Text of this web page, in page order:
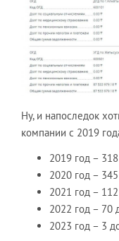
Ну, и напоследок
компании с 2019
2019 год –
2020 год –
2021 год –
2022 год – 70
2023 год – 3